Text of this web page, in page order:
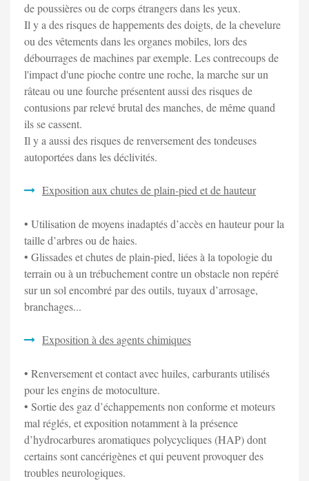
de poussières ou de corps étrangers dans les yeux.
Il y a des risques de happements des doigts, de la chevelure
ou des vêtements dans les organes mobiles, lors des
débourrages de machines par exemple. Les contrecoups de
l'impact d'une pioche contre une roche, la marche sur un
râteau ou une fourche présentent aussi des risques de
contusions par relevé brutal des manches, de même quand
ils se cassent.
Il y a aussi des risques de renversement des tondeuses
autoportées dans les déclivités.
Exposition aux chutes de plain-pied et de hauteur
• Utilisation de moyens inadaptés d’accès en hauteur pour la
taille d’arbres ou de haies.
• Glissades et chutes de plain-pied, liées à la topologie du
terrain ou à un trébuchement contre un obstacle non repéré
sur un sol encombré par des outils, tuyaux d’arrosage,
branchages...
Exposition à des agents chimiques
• Renversement et contact avec huiles, carburants utilisés
pour les engins de motoculture.
• Sortie des gaz d’échappements non conforme et moteurs
mal réglés, et exposition notamment à la présence
d’hydrocarbures aromatiques polycycliques (HAP) dont
certains sont cancérigènes et qui peuvent provoquer des
troubles neurologiques.